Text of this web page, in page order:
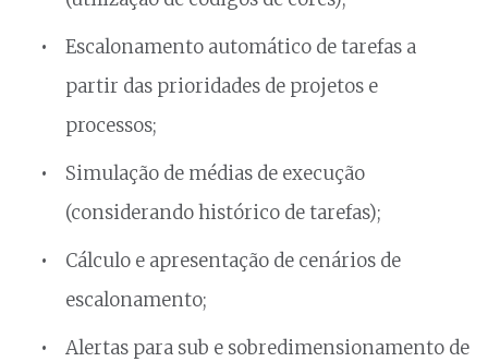
Escalonamento automático de tarefas a
partir das prioridades de projetos e
processos;
Simulação de médias de execução
(considerando histórico de tarefas);
Cálculo e apresentação de cenários de
escalonamento;
Alertas para sub e sobredimensionamento de